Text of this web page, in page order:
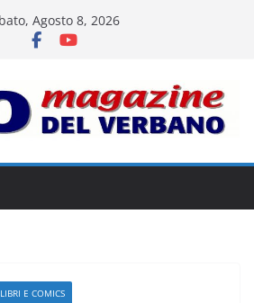
Agosto 8, 2026
LIBRI E COMICS